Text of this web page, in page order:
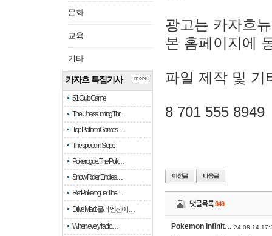
문화
교육
기타
카자흐 특집기사
51 Club Game
The Unassuming Thr…
Top Platform Games…
The speed in Slope
Pokerogue: The Pok…
Snow Rider: Endles…
Re: Pokerogue: The…
Drive Mad: 물리 엔진이 …
When every fractio…
more
광고는 카자흐
본 홈페이지에
파일 제작 및 기
8 701 555 8949
댓글목록949
Pokemon Infinit… 24-08-14